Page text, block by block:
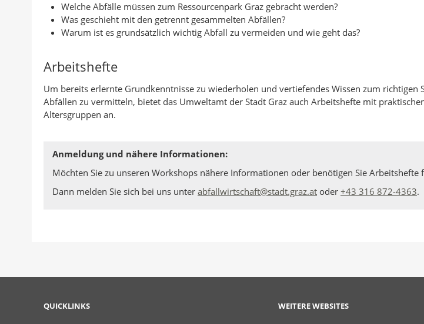
Welche Abfälle müssen zum Ressourcenpark Graz gebracht werden?
Was geschieht mit den getrennt gesammelten Abfällen?
Warum ist es grundsätzlich wichtig Abfall zu vermeiden und wie geht das?
Arbeitshefte
Um bereits erlernte Grundkenntnisse zu wiederholen und vertiefendes Wissen zum richtigen
Abfällen zu vermitteln, bietet das Umweltamt der Stadt Graz auch Arbeitshefte mit
Altersgruppen an.
Anmeldung und nähere Informationen:
Möchten Sie zu unseren Workshops nähere Informationen oder benötigen Sie Arbeitshefte
Dann melden Sie sich bei uns unter abfallwirtschaft@stadt.graz.at oder +43 316 872-4363.
QUICKLINKS WEITERE WEBSITES